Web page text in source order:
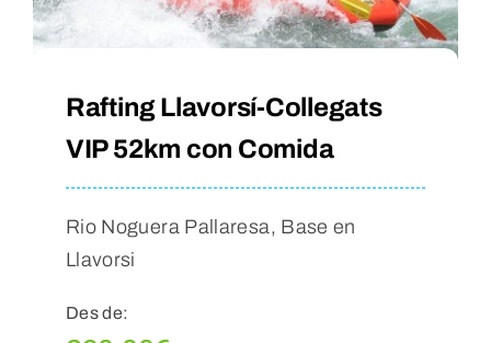
Rafting Llavorsí-Collegats
VIP 52km con Comida
Rio Noguera Pallaresa, Base en
Llavorsi
Des de: